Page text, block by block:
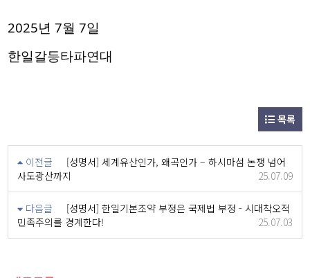
2025년 7월 7일
한일갈등타파연대
목록
이전글
[성명서] 세계유산인가, 왜곡인가 – 하시마섬 논쟁 넘어
사도광산까지
25.07.09
다음글
[성명서] 한일기본조약 부정은 국제법 부정 - 시대착오적
민족주의를 경계한다!
25.07.03